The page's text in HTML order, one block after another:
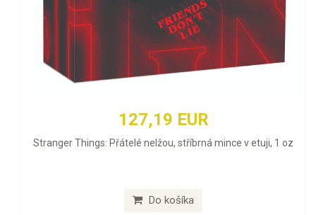
127,19 EUR
Stranger Things: Přátelé nelžou, stříbrná mince v etuji, 1 oz
Do košíka